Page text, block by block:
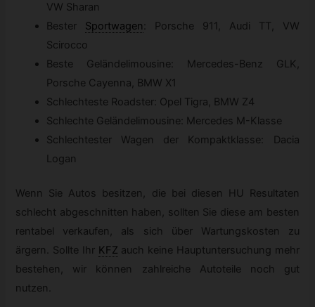
VW Sharan
Bester
Sportwagen: Porsche 911, Audi TT, VW
Scirocco
Beste Geländelimousine: Mercedes-Benz GLK,
Porsche Cayenna, BMW X1
Schlechteste Roadster: Opel Tigra, BMW Z4
Schlechte Geländelimousine: Mercedes M-Klasse
Schlechtester Wagen der Kompaktklasse: Dacia
Logan
Wenn Sie Autos besitzen, die bei diesen HU Resultaten
schlecht abgeschnitten haben, sollten Sie diese am besten
rentabel verkaufen, als sich über Wartungskosten zu
ärgern. Sollte Ihr KFZ auch keine Hauptuntersuchung mehr
bestehen, wir können zahlreiche Autoteile noch gut
nutzen.